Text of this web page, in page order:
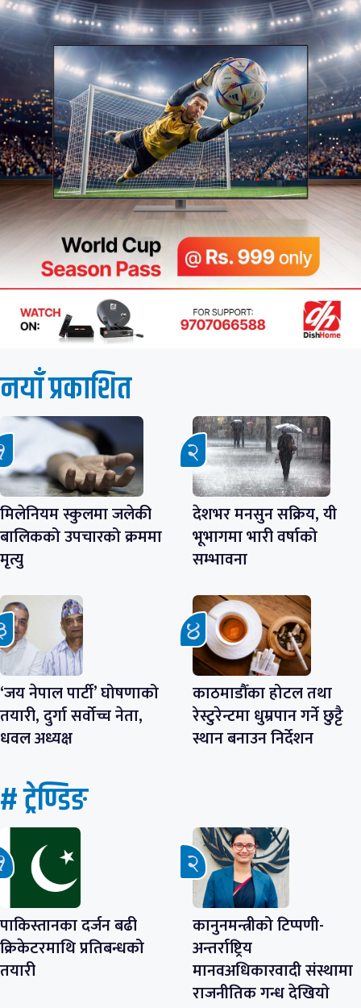
नयाँ प्रकाशित
मिलेनियम स्कुलमा जलेकी
बालिकको उपचारको क्रममा
मृत्यु
देशभर मनसुन सक्रिय, यी
भूभागमा भारी वर्षाको
सम्भावना
‘जय नेपाल पार्टी’ घोषणाको
तयारी, दुर्गा सर्वोच्च नेता,
धवल अध्यक्ष
काठमाडौँका होटल तथा
रेस्टुरेन्टमा धुम्रपान गर्ने छुट्टै
स्थान बनाउन निर्देशन
# ट्रेण्डिङ
पाकिस्तानका दर्जन बढी
क्रिकेटरमाथि प्रतिबन्धको
तयारी
कानुनमन्त्रीको टिप्पणी-
अन्तर्राष्ट्रिय
मानवअधिकारवादी संस्थामा
राजनीतिक गन्ध देखियाे